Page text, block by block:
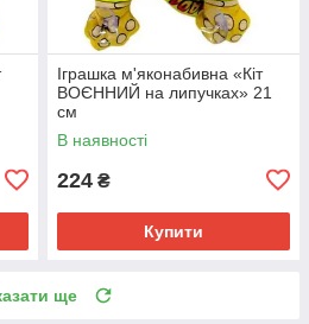
Іграшка м'яконабивна «Кіт
ВОЄННИЙ на липучках» 21
см
В наявності
224 ₴
Купити
ще